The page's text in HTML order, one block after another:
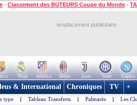
- Classement des BUTEURS Coupe du Monde -
emplacement publicitaire
Real Atletico Milan Juve Inter Naples
& International Chroniques TV +
type | Tableau Transferts | Palmarès | Les